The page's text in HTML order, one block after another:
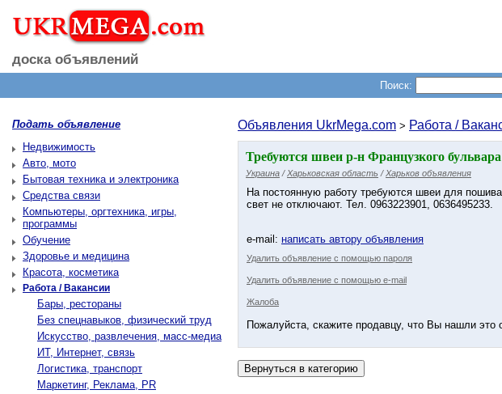
доска объявлений
Поиск:
Подать объявление
Недвижимость
Авто, мото
Бытовая техника и электроника
Средства связи
Компьютеры, оргтехника, игры,
программы
Обучение
Здоровье и медицина
Красота, косметика
Работа / Вакансии
Бары, рестораны
Без спецнавыков, физический труд
Искусство, развлечения, масс-медиа
ИТ, Интернет, связь
Логистика, транспорт
Маркетинг, Реклама, PR
Объявления UkrMega.com > Работа /
Требуются швеи р-н Французкого
Украина / Харьковская область / Харьков объявления
На постоянную работу требуются швеи для
свет не отключают. Тел. 0963223901, 0636495233.
e-mail: написать автору объявления
Удалить объявление с помощью пароля
Удалить объявление с помощью e-mail
Жалоба
Пожалуйста, скажите продавцу, что Вы нашли это